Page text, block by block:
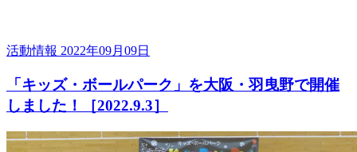
活動情報 2022年09月09日
「キッズ・ボールパーク」を大阪・羽曳野で開催
しました！［2022.9.3］